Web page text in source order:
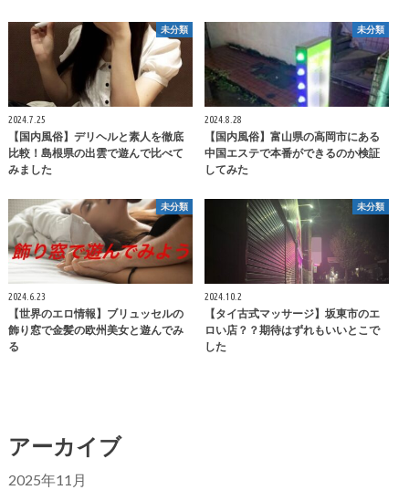
未分類
2024.7.25
【国内風俗】デリヘルと素人を徹底
比較！島根県の出雲で遊んで比べて
みました
未分類
2024.8.28
【国内風俗】富山県の高岡市にある
中国エステで本番ができるのか検証
してみた
未分類
2024.6.23
【世界のエロ情報】ブリュッセルの
飾り窓で金髪の欧州美女と遊んでみ
る
未分類
2024.10.2
【タイ古式マッサージ】坂東市のエ
ロい店？？期待はずれもいいとこで
した
アーカイブ
2025年11月